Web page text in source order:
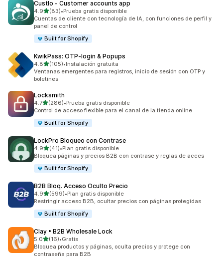
Custlo ‑ Customer accounts app
4.9de 5 estrellas
(83)
83 reseñas en total
•Prueba gratis disponible
Cuentas de cliente con tecnología de IA, con funciones de perfil y
panel de control
Built for Shopify
KwikPass: OTP‑login & Popups
4.8de 5 estrellas
(105)
105 reseñas en total
•Instalación gratuita
Ventanas emergentes para registros, inicio de sesión con OTP y
boletines
Locksmith
4.7de 5 estrellas
(286)
286 reseñas en total
•Prueba gratis disponible
Control de acceso flexible para el canal de la tienda online
Built for Shopify
LockPro Bloqueo con Contrase
4.9de 5 estrellas
(41)
41 reseñas en total
•Plan gratis disponible
Bloquea páginas y precios B2B con contrase y reglas de acces
Built for Shopify
B2B Bloq. Acceso Oculto Precio
4.9de 5 estrellas
(599)
599 reseñas en total
•Plan gratis disponible
Restringir acceso B2B, ocultar precios con páginas protegidas
Built for Shopify
Clay • B2B Wholesale Lock
5.0de 5 estrellas
(16)
16 reseñas en total
•Gratis
Bloquea productos y páginas, oculta precios y protege con
contraseña para B2B